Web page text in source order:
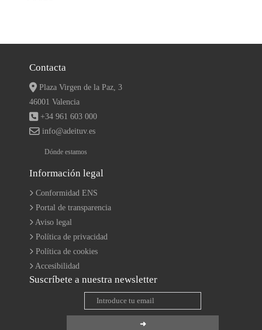
Contacta
Plaza Virgen de la Paz, 3
46001 Valencia
+34 961 603 000
info@adeituv.es
Dónde estamos
Información legal
Conformidad ENS
Portal de transparencia
Aviso legal
Política de privacidad
Política de cookies
Accesibilidad
Suscríbete a nuestra newsletter